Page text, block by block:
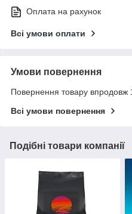
Оплата на рахунок
Всі умови оплати
Умови повернення
Повернення товару впродовж
Всі умови повернення
Подібні товари компанії